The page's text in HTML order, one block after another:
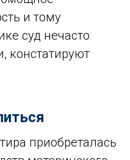
и тому
суд нечасто
констатируют
приобреталась